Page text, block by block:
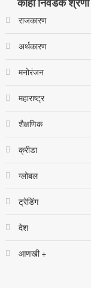
राजकारण
अर्थकारण
मनोरंजन
महाराष्ट्र
शैक्षणिक
क्रीडा
ग्लोबल
ट्रेडिंग
देश
आणखी +